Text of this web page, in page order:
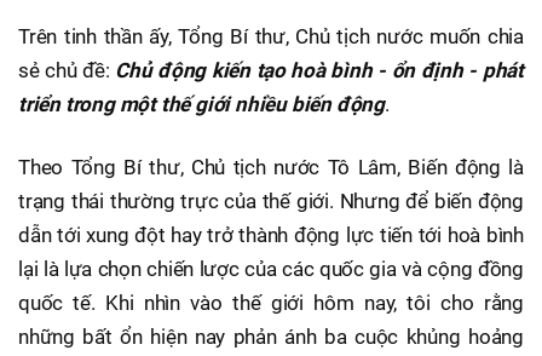
Trên tinh thần ấy, Tổng Bí thư, Chủ tịch nước muốn chia
sẻ chủ đề: Chủ động kiến tạo hoà bình - ổn định - phát
triển trong một thế giới nhiều biến động.
Theo Tổng Bí thư, Chủ tịch nước Tô Lâm, Biến động là
trạng thái thường trực của thế giới. Nhưng để biến động
dẫn tới xung đột hay trở thành động lực tiến tới hoà bình
lại là lựa chọn chiến lược của các quốc gia và cộng đồng
quốc tế. Khi nhìn vào thế giới hôm nay, tôi cho rằng
những bất ổn hiện nay phản ánh ba cuộc khủng hoảng